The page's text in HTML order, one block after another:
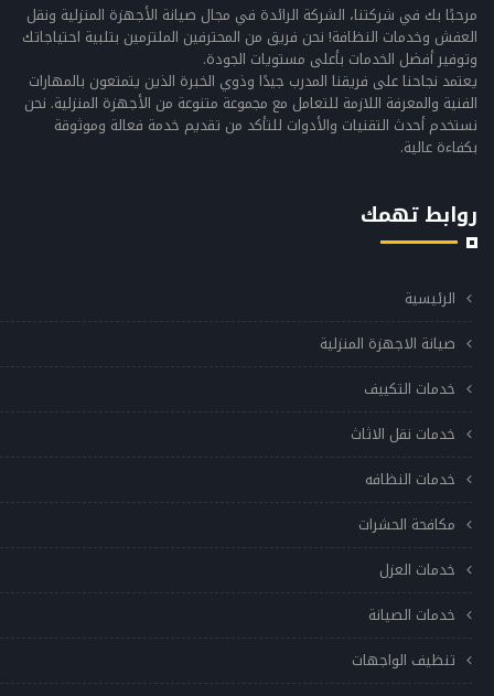
مرحبًا بك في شركتنا، الشركة الرائدة في مجال صيانة الأجهزة المنزلية ونقل
العفش وخدمات النظافة! نحن فريق من المحترفين الملتزمين بتلبية احتياجاتك
وتوفير أفضل الخدمات بأعلى مستويات الجودة.
يعتمد نجاحنا على فريقنا المدرب جيدًا وذوي الخبرة الذين يتمتعون بالمهارات
الفنية والمعرفة اللازمة للتعامل مع مجموعة متنوعة من الأجهزة المنزلية. نحن
نستخدم أحدث التقنيات والأدوات للتأكد من تقديم خدمة فعالة وموثوقة
بكفاءة عالية.
روابط تهمك
الرئيسية
صيانة الاجهزة المنزلية
خدمات التكييف
خدمات نقل الاثاث
خدمات النظافه
مكافحة الحشرات
خدمات العزل
خدمات الصيانة
تنظيف الواجهات